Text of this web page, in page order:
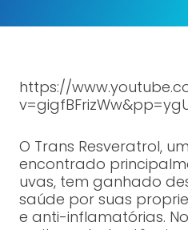
https://
O Trans Resveratrol,
encontrado
uvas, tem ganhado
saúde por suas
e anti-inflamatórias.